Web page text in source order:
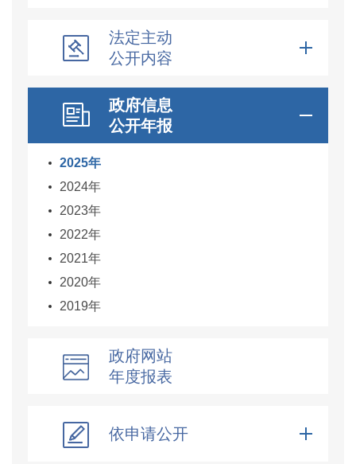
法定主动
公开内容
政府信息
公开年报
2025年
2024年
2023年
2022年
2021年
2020年
2019年
政府网站
年度报表
依申请公开